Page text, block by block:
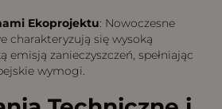
Ekoprojektu: Nowoczesne
charakteryzują się wysoką
emisją zanieczyszczeń, spełniając
wymogi.